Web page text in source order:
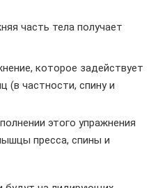
часть тела получает
которое задействует
(в частности, спину и
этого упражнения
пресса, спины и